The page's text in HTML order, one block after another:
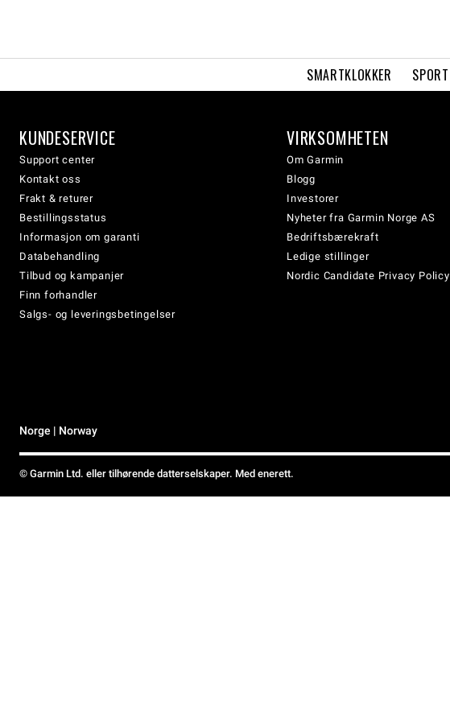
SMARTKLOKKER SPORT
KUNDESERVICE
Support center
Kontakt oss
Frakt & returer
Bestillingsstatus
Informasjon om garanti
Databehandling
Tilbud og kampanjer
Finn forhandler
Salgs- og leveringsbetingelser
VIRKSOMHETEN
Om Garmin
Blogg
Investorer
Nyheter fra Garmin Norge AS
Bedriftsbærekraft
Ledige stillinger
Nordic Candidate Privacy Policy
Norge | Norway
© Garmin Ltd. eller tilhørende datterselskaper. Med enerett.